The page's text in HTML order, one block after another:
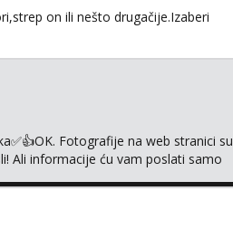
on ili nešto drugačije.Izaberi
Fotografije na web stranici su
Ali informacije ću vam poslati samo